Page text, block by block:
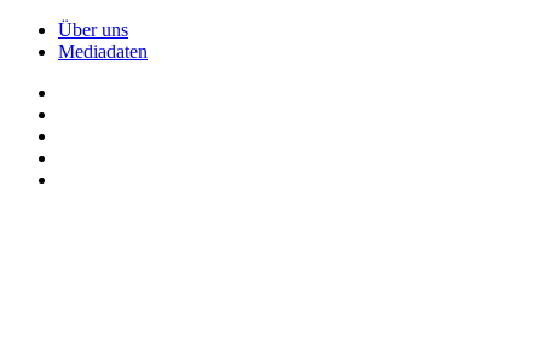
Über uns
Mediadaten